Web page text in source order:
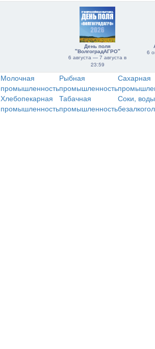
День поля
"ВолгоградАГРО"
6 августа — 7 августа в
23:59
6
Молочная
промышленность
Рыбная
промышленность
Сахарная
Хлебопекарная
промышленность
Табачная
промышленность
Соки,